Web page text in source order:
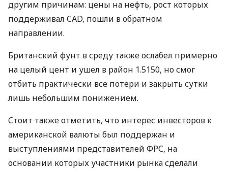
другим причинам: цены на нефть, рост которых
поддерживал CAD, пошли в обратном
направлении.
Британский фунт в среду также ослабел примерно
на целый цент и ушел в район 1.5150, но смог
отбить практически все потери и закрыть сутки
лишь небольшим понижением.
Стоит также отметить, что интерес инвесторов к
американской валюты был поддержан и
выступлениями представителей ФРС, на
основании которых участники рынка сделали